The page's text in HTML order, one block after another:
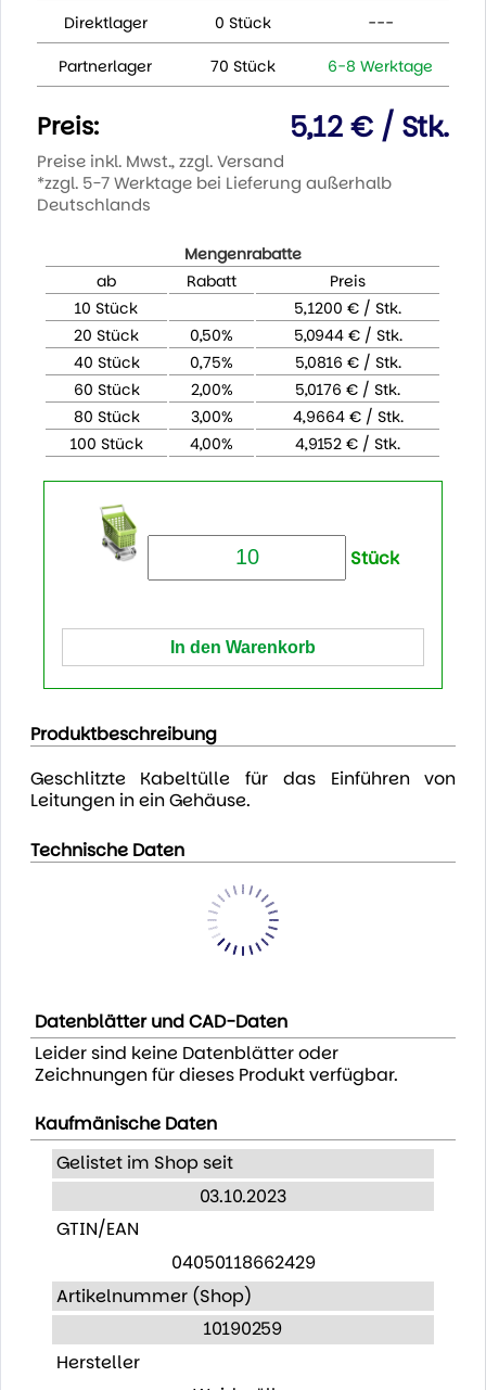
Direktlager 0 Stück ---
Partnerlager 70 Stück 6-8 Werktage
Preis: 5,12 € / Stk.
Preise inkl. Mwst., zzgl. Versand
*zzgl. 5-7 Werktage bei Lieferung außerhalb
Deutschlands
Mengenrabatte
ab
Rabatt
Preis
10 Stück
5,1200 € / Stk.
20 Stück
0,50%
5,0944 € / Stk.
40 Stück
0,75%
5,0816 € / Stk.
60 Stück
2,00%
5,0176 € / Stk.
80 Stück
3,00%
4,9664 € / Stk.
100 Stück
4,00% 4,9152 € / Stk.
Stück
Produktbeschreibung
Geschlitzte Kabeltülle für das Einführen von
Leitungen in ein Gehäuse.
Technische Daten
Datenblätter und CAD-Daten
Leider sind keine Datenblätter oder
Zeichnungen für dieses Produkt verfügbar.
Kaufmänische Daten
Gelistet im Shop seit
03.10.2023
GTIN/EAN
04050118662429
Artikelnummer (Shop)
10190259
Hersteller